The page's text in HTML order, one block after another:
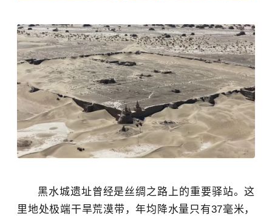
黑水城遗址曾经是丝绸之路 上的重要驿站。这
里地处极端干旱荒漠带，年均降水量只有37毫米，